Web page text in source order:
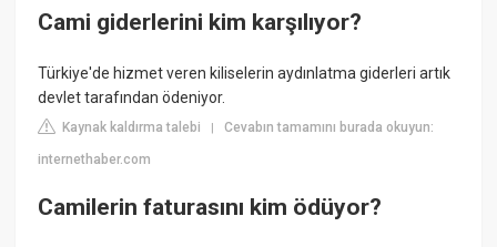
Cami giderlerini kim karşılıyor?
Türkiye'de hizmet veren kiliselerin aydınlatma giderleri artık
devlet tarafından ödeniyor.
Kaynak kaldırma talebi |Cevabın tamamını burada okuyun:
internethaber.com
Camilerin faturasını kim ödüyor?